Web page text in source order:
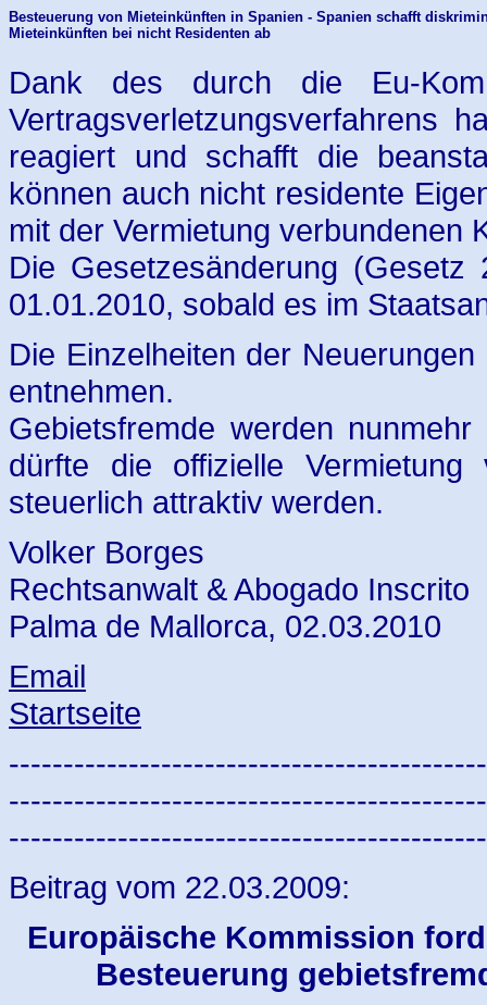
Besteuerung von Mieteinkünften in Spanien - Spanien schafft
Mieteinkünften bei nicht Residenten ab
Dank des durch die Eu-
Vertragsverletzungsverfahrens
reagiert und schafft die
können auch nicht residente
mit der Vermietung verbundenen
Die Gesetzesänderung
01.01.2010, sobald es im
Die Einzelheiten der
entnehmen.
Gebietsfremde werden
dürfte die offizielle
steuerlich attraktiv werden.
Volker Borges
Rechtsanwalt & Abogado Inscrito
Palma de Mallorca, 02.03.2010
Email
Startseite
Beitrag vom 22.03.2009:
Europäische Kommission
Besteuerung